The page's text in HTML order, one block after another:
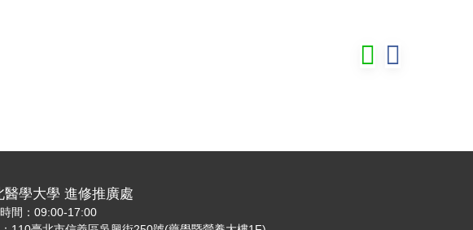
醫學大學 進修推廣處
間：09:00-17:00